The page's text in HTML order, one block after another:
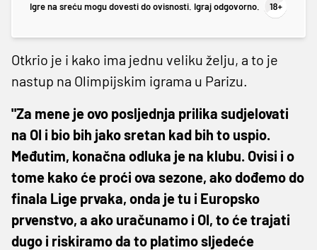
Igre na sreću mogu dovesti do ovisnosti. Igraj odgovorno.
Otkrio je i kako ima jednu veliku želju, a to je
nastup na Olimpijskim igrama u Parizu.
"Za mene je ovo posljednja prilika sudjelovati
na OI i bio bih jako sretan kad bih to uspio.
Međutim, konačna odluka je na klubu. Ovisi i o
tome kako će proći ova sezone, ako dođemo do
finala Lige prvaka, onda je tu i Europsko
prvenstvo, a ako uračunamo i OI, to će trajati
dugo i riskiramo da to platimo sljedeće